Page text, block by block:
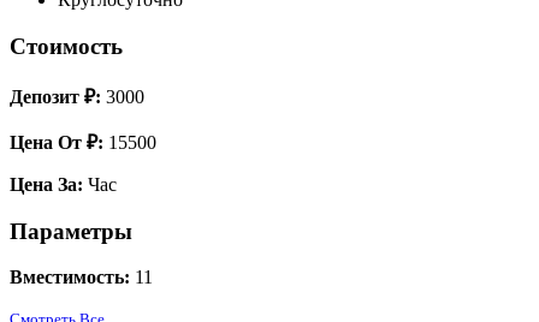
Стоимость
Депозит ₽: 3000
Цена От ₽: 15500
Цена За: Час
Параметры
Вместимость: 11